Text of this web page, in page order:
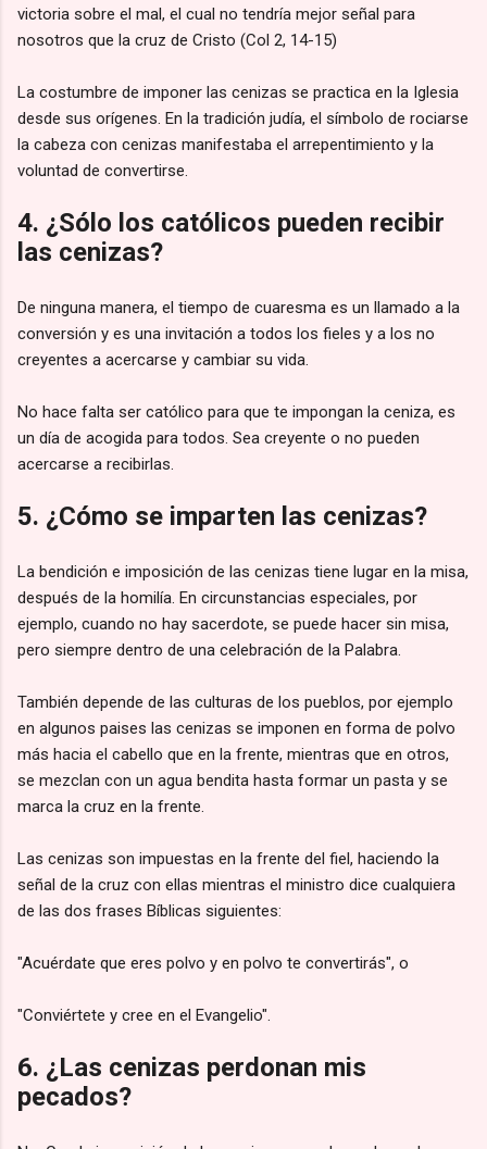
victoria sobre el mal, el cual no tendría mejor señal para
nosotros que la cruz de Cristo (Col 2, 14-15)
La costumbre de imponer las cenizas se practica en la Iglesia
desde sus orígenes. En la tradición judía, el símbolo de rociarse
la cabeza con cenizas manifestaba el arrepentimiento y la
voluntad de convertirse.
4. ¿Sólo los católicos pueden recibir
las cenizas?
De ninguna manera, el tiempo de cuaresma es un llamado a la
conversión y es una invitación a todos los fieles y a los no
creyentes a acercarse y cambiar su vida.
No hace falta ser católico para que te impongan la ceniza, es
un día de acogida para todos. Sea creyente o no pueden
acercarse a recibirlas.
5. ¿Cómo se imparten las cenizas?
La bendición e imposición de las cenizas tiene lugar en la misa,
después de la homilía. En circunstancias especiales, por
ejemplo, cuando no hay sacerdote, se puede hacer sin misa,
pero siempre dentro de una celebración de la Palabra.
También depende de las culturas de los pueblos, por ejemplo
en algunos paises las cenizas se imponen en forma de polvo
más hacia el cabello que en la frente, mientras que en otros,
se mezclan con un agua bendita hasta formar un pasta y se
marca la cruz en la frente.
Las cenizas son impuestas en la frente del fiel, haciendo la
señal de la cruz con ellas mientras el ministro dice cualquiera
de las dos frases Bíblicas siguientes:
"Acuérdate que eres polvo y en polvo te convertirás", o
"Conviértete y cree en el Evangelio".
6. ¿Las cenizas perdonan mis
pecados?